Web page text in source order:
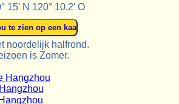
15' N 120° 10.2' O
noordelijk halfrond.
is Zomer.
Hangzhou